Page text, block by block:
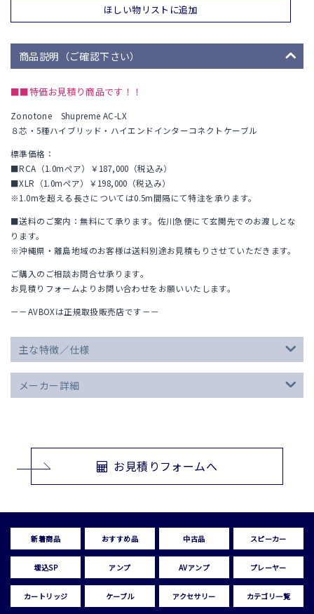
ほしい物リストに追加
商品説明（ご確認下さい）
■■特価お見積り商品です！！
Zonotone Shupreme AC-LX
８芯・5種ハイブリッド・ハイエンドインターコネクトケーブル
標準価格：
■RCA（1.0mペア）￥187,000（税込み）
■XLR（1.0mペア）￥198,000（税込み）
※1.0mを超える長さについては0.5m間隔にて特注を承ります。
■送料のご案内：無料にて承ります。佐川急便にて玄関先でのお渡しとな
ります。
※沖縄県・離島地域のお客様は送料別途お見積もりさせていただきます。
ご購入のご相談お問合せ承ります。
お見積りフォームよりお問い合わせをお願いいたします。
－－AVBOXは正規取扱販売店です－－
主な特徴／仕様
メーカー詳細
お見積りフォームへ
新着商品 おすすめ品 中古品 スピーカー
埋込SP アンプ AVアンプ プレーヤー
カートリッジ ケーブル アクセサリー カテゴリ一覧